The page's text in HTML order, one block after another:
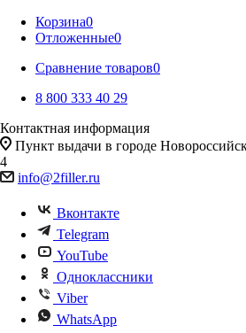
Корзина0
Отложенные0
Сравнение товаров0
8 800 333 40 29
Контактная информация
Пункт выдачи в городе
4
info@2filler.ru
Вконтакте
Telegram
YouTube
Одноклассники
Viber
WhatsApp